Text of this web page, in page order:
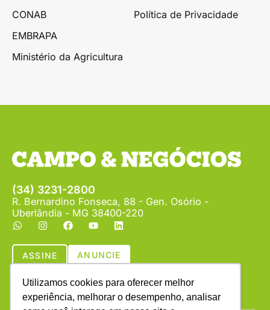
Utilizamos cookies para oferecer melhor
experiência, melhorar o desempenho, analisar
CONAB
EMBRAPA
Ministério da Agricultura
Política de Privacidade
(34) 3231-2800
R. Bernardino Fonseca, 88 - Gen. Osório -
Uberlândia - MG 38400-220
ASSINE ANUNCIE